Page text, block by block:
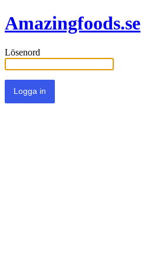
Amazingfoods.se
Lösenord